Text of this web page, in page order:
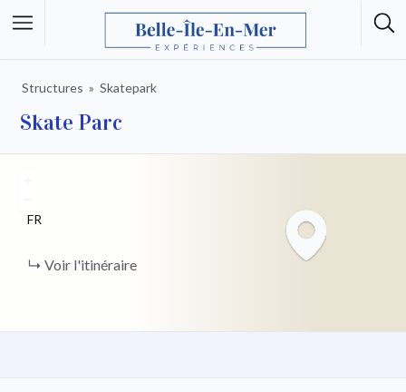
Structures Skatepark
Skate Parc
FR
Voir l'itinéraire